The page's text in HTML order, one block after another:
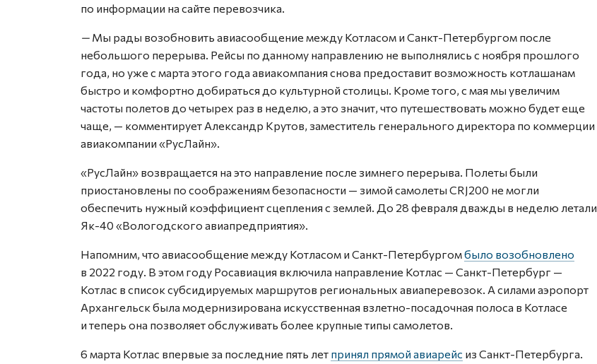
по информации на сайте перевозчика.
— Мы рады возобновить авиасообщение между Котласом и Санкт-Петербургом после
небольшого перерыва. Рейсы по данному направлению не выполнялись с ноября прошлого
года, но уже с марта этого года авиакомпания снова предоставит возможность котлашанам
быстро и комфортно добираться до культурной столицы. Кроме того, с мая мы увеличим
частоты полетов до четырех раз в неделю, а это значит, что путешествовать можно будет еще
чаще, — комментирует Александр Крутов, заместитель генерального директора по коммерции
авиакомпании «РусЛайн».
«РусЛайн» возвращается на это направление после зимнего перерыва. Полеты были
приостановлены по соображениям безопасности — зимой самолеты CRJ200 не могли
обеспечить нужный коэффициент сцепления с землей. До 28 февраля дважды в неделю летали
Як-40 «Вологодского авиапредприятия».
Напомним, что авиасообщение между Котласом и Санкт-Петербургомбыло возобновлено
в 2022 году. В этом году Росавиация включила направление Котлас — Санкт-Петербург —
Котлас в список субсидируемых маршрутов региональных авиаперевозок. А силами аэропорт
Архангельск была модернизирована искусственная взлетно-посадочная полоса в Котласе
и теперь она позволяет обслуживать более крупные типы самолетов.
6 марта Котлас впервые за последние пять лет принял прямой авиарейс из Санкт-Петербурга.